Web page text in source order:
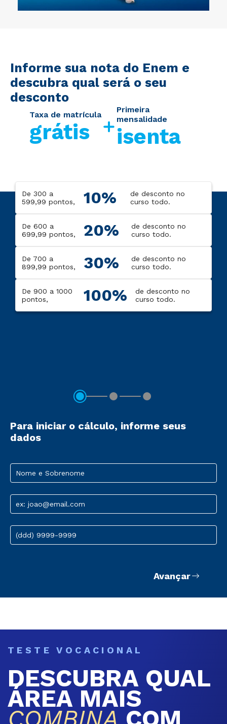
Informe sua nota do Enem e
descubra qual será o seu
desconto
Taxa de matrícula
grátis
Primeira
mensalidade
isenta
De 300 a
599,99 pontos,
10%
de desconto no
curso todo.
De 600 a
699,99 pontos,
20%
de desconto no
curso todo.
De 700 a
899,99 pontos,
30%
de desconto no
curso todo.
De 900 a 1000
pontos,
100%
de desconto no
curso todo.
Para iniciar o cálculo, informe seus
dados
Nome e Sobrenome
ex: joao@email.com
(ddd) 9999-9999
Avançar
TESTE VOCACIONAL
DESCUBRA QUAL
ÁREA MAIS